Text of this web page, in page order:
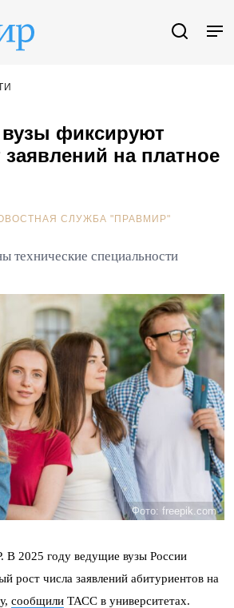
вузы фиксируют
заявлений на платное
СЛУЖБА "ПРАВМИР"
технические специальности
Фото: freepik.com
В 2025 году ведущие вузы России
рост числа заявлений абитуриентов на
сообщили ТАСС в университетах.